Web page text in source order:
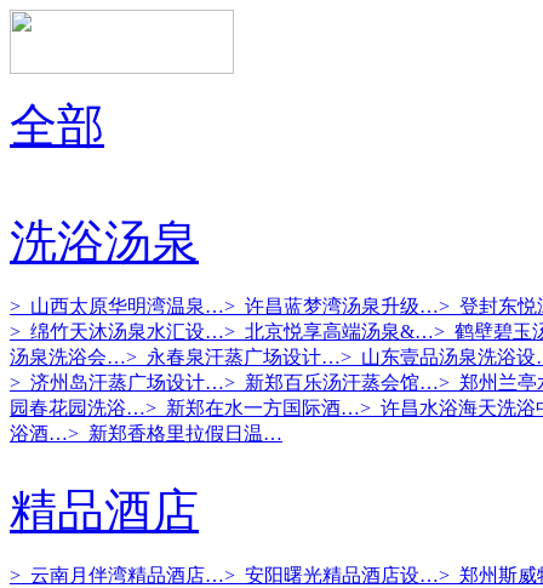
全部
洗浴汤泉
> 山西太原华明湾温泉…> 许昌蓝梦湾汤泉升级…> 登封东
> 绵竹天沐汤泉水汇设…> 北京悦享高端汤泉&…> 鹤壁碧玉
汤泉洗浴会…> 永春泉汗蒸广场设计…> 山东壹品汤泉洗浴
> 济州岛汗蒸广场设计…> 新郑百乐汤汗蒸会馆…> 郑州兰
园春花园洗浴…> 新郑在水一方国际酒…> 许昌水浴海天洗
浴酒…> 新郑香格里拉假日温…
精品酒店
> 云南月伴湾精品酒店…> 安阳曙光精品酒店设…> 郑州斯